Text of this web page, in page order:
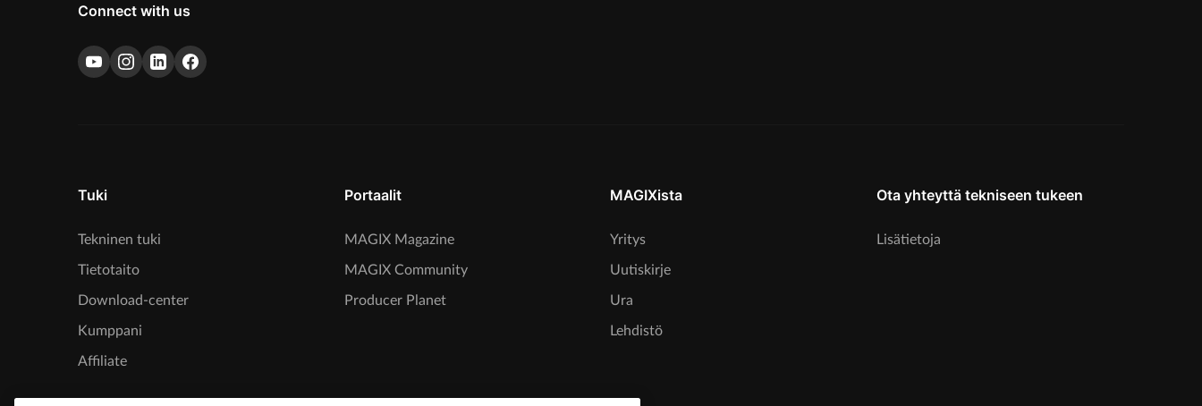
Connect with us
Tuki
Tekninen tuki
Tietotaito
Download-center
Kumppani
Affiliate
Portaalit
MAGIX Magazine
MAGIX Community
Producer Planet
MAGIXista
Yritys
Uutiskirje
Ura
Lehdistö
Ota yhteyttä tekniseen tukeen
Lisätietoja